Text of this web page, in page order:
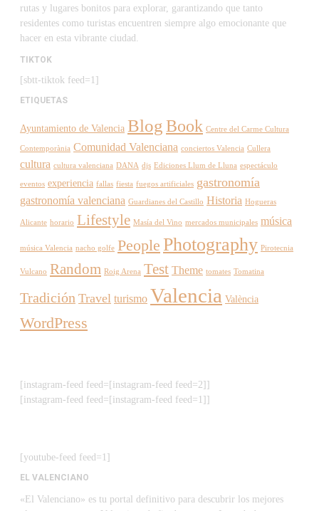
rutas y lugares bonitos para explorar, garantizando que tanto
residentes como turistas encuentren siempre algo emocionante que
hacer en esta vibrante ciudad.
TIKTOK
[sbtt-tiktok feed=1]
ETIQUETAS
Ayuntamiento de Valencia BlogBook Centre del Carme Cultura
Contemporània Comunidad Valenciana conciertos Valencia Cullera
cultura cultura valenciana DANA djs Ediciones Llum de Lluna espectáculo
eventos experiencia fallas fiesta fuegos artificiales gastronomía
gastronomía valenciana Guardianes del Castillo Historia Hogueras
Alicante horario Lifestyle Masía del Vino mercados municipales música
música Valencia nacho golfe People Photography Pirotecnia
Vulcano Random Roig Arena Test Theme tomates Tomatina
Tradición Travel turismo Valencia València
WordPress
[instagram-feed feed=[instagram-feed feed=2]]
[instagram-feed feed=[instagram-feed feed=1]]
[youtube-feed feed=1]
EL VALENCIANO
«El Valenciano» es tu portal definitivo para descubrir los mejores